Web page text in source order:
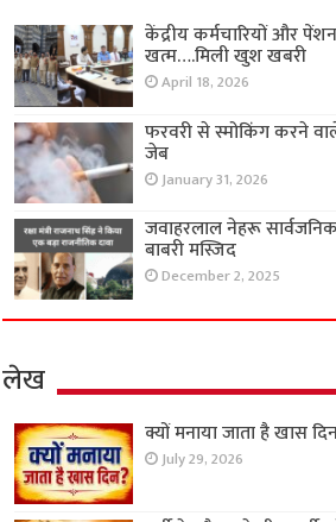
केंद्रीय कर्मचारियों और
खत्म….मिली खुश खबरी
April 18, 2026
फरवरी से स्मोकिंग करने
जेब
January 31, 2026
जवाहरलाल नेहरू
बाबरी मस्जिद
December 2, 2025
लेख
क्यों मनाया जाता है खास
July 29, 2026